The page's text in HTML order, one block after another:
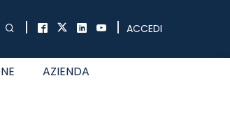
| | ACCEDI
AZIENDA